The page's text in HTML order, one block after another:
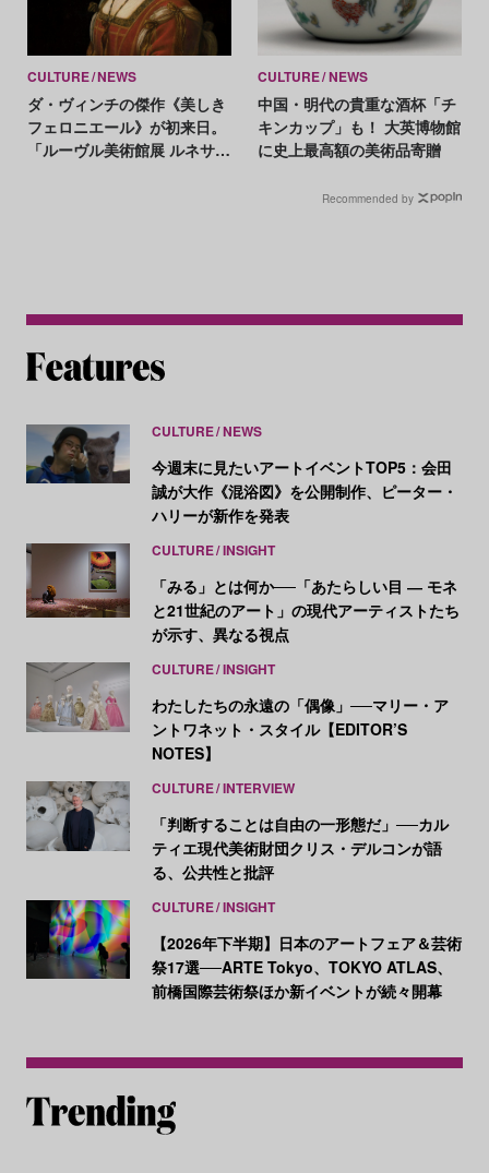
CULTURE NEWS
ダ・ヴィンチの傑作《美しき
フェロニエール》が初来日。
「ルーヴル美術館展 ルネサン
CULTURE NEWS
中国・明代の貴重な酒杯「チ
キンカップ」も！ 大英博物館
に史上最高額の美術品寄贈
Recommended by
CULTURE NEWS
今週末に見たいアートイベントTOP5：会田
誠が大作《混浴図》を公開制作、ピーター・
ハリーが新作を発表
CULTURE INSIGHT
「みる」とは何か──「あたらしい目 ― モネ
と21世紀のアート」の現代アーティストたち
が示す、異なる視点
CULTURE INSIGHT
わたしたちの永遠の「偶像」──マリー・ア
ントワネット・スタイル【EDITOR’S
NOTES】
CULTURE INTERVIEW
「判断することは自由の一形態だ」──カル
ティエ現代美術財団クリス・デルコンが語
る、公共性と批評
CULTURE INSIGHT
【2026年下半期】日本のアートフェア＆芸術
祭17選──ARTE Tokyo、TOKYO ATLAS、
前橋国際芸術祭ほか新イベントが続々開幕